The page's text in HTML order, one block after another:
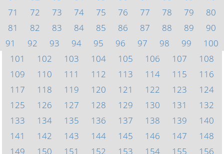
71
72 73 74 75 76 77 78 79
80
81
82 83 84 85 86 87 88 89
90
91
92 93 94 95 96 97 98 99
100
101
102 103 104 105 106 107
108
109
110 111 112 113 114 115
116
117
118 119 120 121 122 123
124
125
126 127 128 129 130 131
132
133
134 135 136 137 138 139
140
141
142 143 144 145 146 147
148
149
150 151 152 153 154 155
156